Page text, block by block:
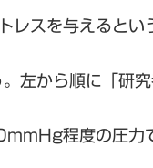
スを与えるとい
から順に「研
程度の圧力